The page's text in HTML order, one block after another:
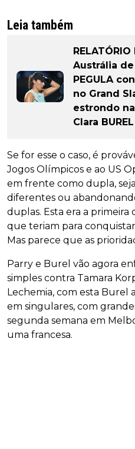
Leia também
Austrália
PEGULA
no Grand
estrondo
Clara BUREL
Se for esse o caso, é
Jogos Olímpicos e ao US
em frente como dupla,
diferentes ou
duplas. Esta era a
que teriam para
Mas parece que as
Parry e Burel vão agora
simples contra Tamara
Lechemia, com esta Burel
em singulares, com
segunda semana em
uma francesa.